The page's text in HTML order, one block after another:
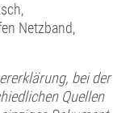
Netzband,
bei der
Quellen